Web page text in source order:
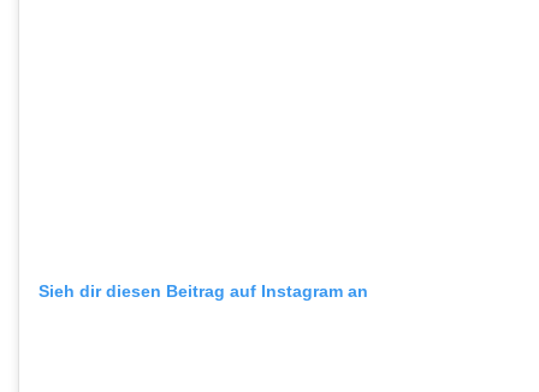
Sieh dir diesen Beitrag auf Instagram an